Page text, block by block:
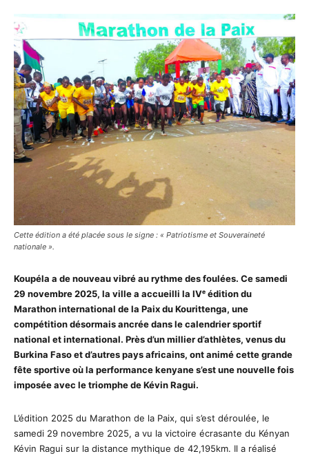
Cette édition a été placée sous le signe : « Patriotisme et Souveraineté
nationale ».
Koupéla a de nouveau vibré au rythme des foulées. Ce samedi
29 novembre 2025, la ville a accueilli la IVᵉ édition du
Marathon international de la Paix du Kourittenga, une
compétition désormais ancrée dans le calendrier sportif
national et international. Près d’un millier d’athlètes, venus du
Burkina Faso et d’autres pays africains, ont animé cette grande
fête sportive où la performance kenyane s’est une nouvelle fois
imposée avec le triomphe de Kévin Ragui.
L’édition 2025 du Marathon de la Paix, qui s’est déroulée, le
samedi 29 novembre 2025, a vu la victoire écrasante du Kényan
Kévin Ragui sur la distance mythique de 42,195km. Il a réalisé